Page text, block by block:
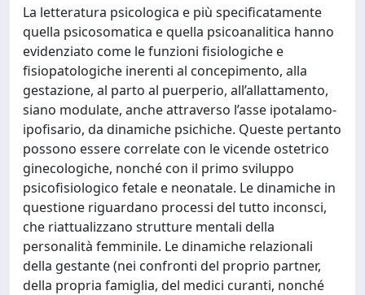
La letteratura psicologica e più specificatamente
quella psicosomatica e quella psicoanalitica hanno
evidenziato come le funzioni fisiologiche e
fisiopatologiche inerenti al concepimento, alla
gestazione, al parto al puerperio, all’allattamento,
siano modulate, anche attraverso l’asse ipotalamo-
ipofisario, da dinamiche psichiche. Queste pertanto
possono essere correlate con le vicende ostetrico
ginecologiche, nonché con il primo sviluppo
psicofisiologico fetale e neonatale. Le dinamiche in
questione riguardano processi del tutto inconsci,
che riattualizzano strutture mentali della
personalità femminile. Le dinamiche relazionali
della gestante (nei confronti del proprio partner,
della propria famiglia, del medici curanti, nonché